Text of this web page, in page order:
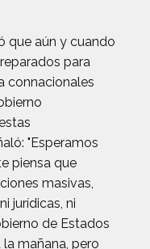
que aún y cuando
para
connacionales
"Esperamos
piensa que
masivas,
jurídicas, ni
de Estados
mañana, pero